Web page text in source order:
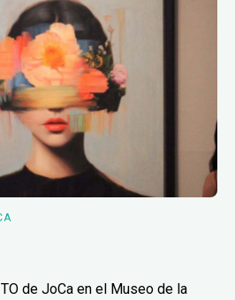
de JoCa en el Museo de la